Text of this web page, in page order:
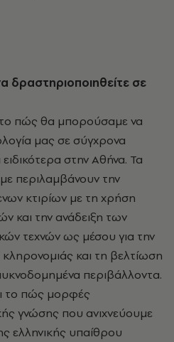
πώς θα μπορούσαμε να
μας σε σύγχρονα
στην Αθήνα. Τα
περιλαμβάνουν την
κτιρίων με τη χρήση
και την ανάδειξη των
τεχνών ως μέσου για την
και τη βελτίωση
περιβάλλοντα.
το πώς μορφές
γνώσης που ανιχνεύουμε
ελληνικής υπαίθρου